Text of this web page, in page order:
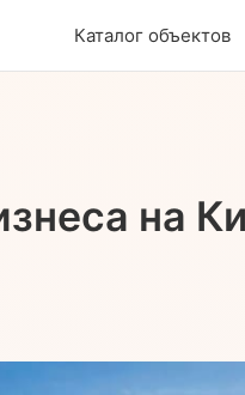
Каталог объектов
на